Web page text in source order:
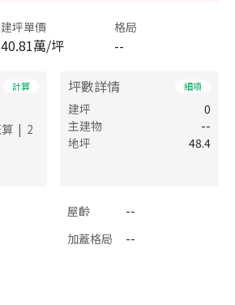
建坪單價
40.81萬/坪
格局
--
計算
| 2
坪數詳情 細項
建坪
0
主建物
--
地坪
48.4
屋齡
--
加蓋格局
--